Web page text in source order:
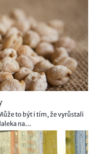
to být i tím, že vyrůstali
na…